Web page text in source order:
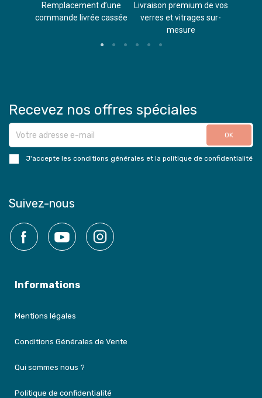
Remplacement d’une
commande livrée cassée​
Livraison premium de vos
verres et vitrages sur-
mesure
Recevez nos offres spéciales
J'accepte les conditions générales et la politique de confidentialité
Suivez-nous
Facebook YouTube
Informations
Mentions légales
Conditions Générales de Vente
Qui sommes nous ?
Politique de confidentialité